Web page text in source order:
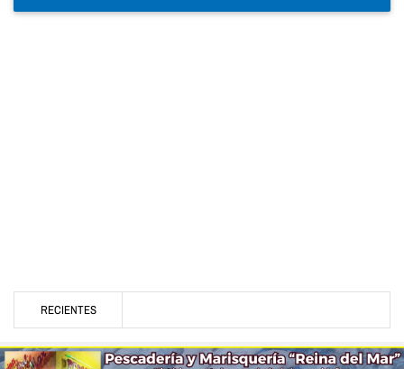
RECIENTES